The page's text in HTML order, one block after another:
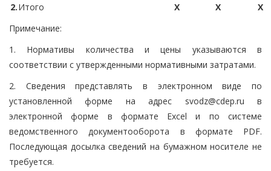
2.Итого X X
X
Примечание:
1. Нормативы количества и цены указываются в
соответствии с утвержденными нормативными затратами.
2. Сведения представлять в электронном виде по
установленной форме на адрес svodz@cdep.ru в
электронной форме в формате Excel и по системе
ведомственного документооборота в формате PDF.
Последующая досылка сведений на бумажном носителе не
требуется.